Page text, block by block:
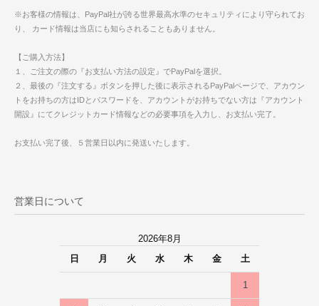
※お客様の情報は、PayPal社が誇る世界最高水準のセキュリティにより守られてお
り、 カード情報は当店にも知らされることもありません。
【ご購入方法】
１、ご注文の際の『お支払い方法の設定』でPayPalを選択。
２、最後の『注文する』ボタンを押した後に表示されるPayPalページで、アカウン
トをお持ちの方はIDとパスワードを、アカウントがお持ちでない方は『アカウント
開設』にてクレジットカード情報などの必要事項を入力し、お支払い完了。
お支払い完了後、５営業日以内に発送いたします。
営業日について
2026年8月
日
月 火 水 木 金 土
1